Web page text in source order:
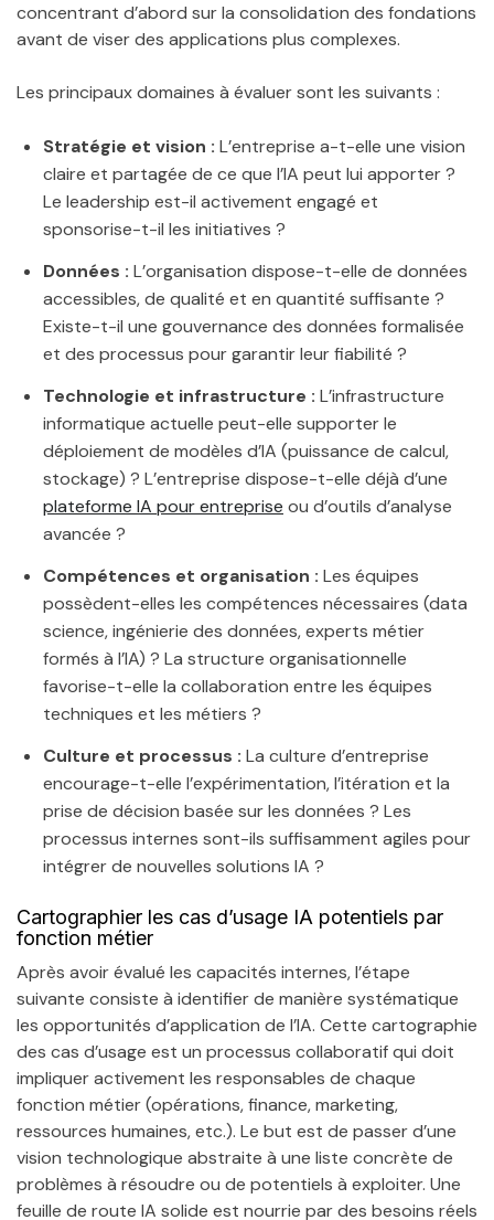
concentrant d’abord sur la consolidation des fondations
avant de viser des applications plus complexes.
Les principaux domaines à évaluer sont les suivants :
Stratégie et vision : L’entreprise a-t-elle une vision
claire et partagée de ce que l’IA peut lui apporter ?
Le leadership est-il activement engagé et
sponsorise-t-il les initiatives ?
Données : L’organisation dispose-t-elle de données
accessibles, de qualité et en quantité suffisante ?
Existe-t-il une gouvernance des données formalisée
et des processus pour garantir leur fiabilité ?
Technologie et infrastructure : L’infrastructure
informatique actuelle peut-elle supporter le
déploiement de modèles d’IA (puissance de calcul,
stockage) ? L’entreprise dispose-t-elle déjà d’une
plateforme IA pour entreprise ou d’outils d’analyse
avancée ?
Compétences et organisation : Les équipes
possèdent-elles les compétences nécessaires (data
science, ingénierie des données, experts métier
formés à l’IA) ? La structure organisationnelle
favorise-t-elle la collaboration entre les équipes
techniques et les métiers ?
Culture et processus : La culture d’entreprise
encourage-t-elle l’expérimentation, l’itération et la
prise de décision basée sur les données ? Les
processus internes sont-ils suffisamment agiles pour
intégrer de nouvelles solutions IA ?
Cartographier les cas d’usage IA potentiels par
fonction métier
Après avoir évalué les capacités internes, l’étape
suivante consiste à identifier de manière systématique
les opportunités d’application de l’IA. Cette cartographie
des cas d’usage est un processus collaboratif qui doit
impliquer activement les responsables de chaque
fonction métier (opérations, finance, marketing,
ressources humaines, etc.). Le but est de passer d’une
vision technologique abstraite à une liste concrète de
problèmes à résoudre ou de potentiels à exploiter. Une
feuille de route IA solide est nourrie par des besoins réels